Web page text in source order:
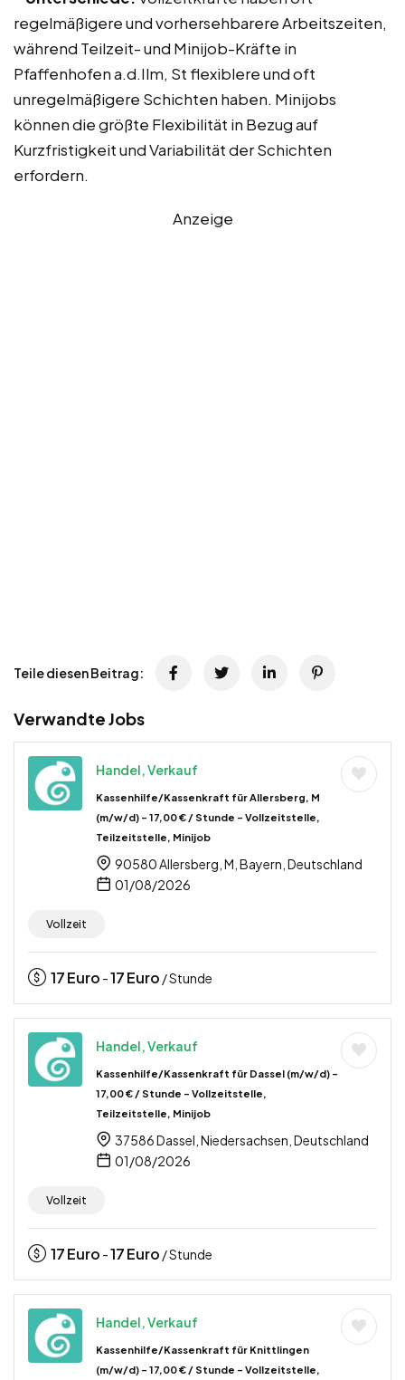
regelmäßigere und vorhersehbarere Arbeitszeiten,
während Teilzeit- und Minijob-Kräfte in
Pfaffenhofen a.d.Ilm, St flexiblere und oft
unregelmäßigere Schichten haben. Minijobs
können die größte Flexibilität in Bezug auf
Kurzfristigkeit und Variabilität der Schichten
erfordern.
Anzeige
Teile diesen Beitrag:
Verwandte Jobs
Handel, Verkauf
Kassenhilfe/Kassenkraft für Allersberg, M
(m/w/d) – 17,00 € / Stunde – Vollzeitstelle,
Teilzeitstelle, Minijob
90580 Allersberg, M, Bayern, Deutschland
01/08/2026
Vollzeit
17Euro -17Euro / Stunde
Handel, Verkauf
Kassenhilfe/Kassenkraft für Dassel (m/w/d) –
17,00 € / Stunde – Vollzeitstelle,
Teilzeitstelle, Minijob
37586 Dassel, Niedersachsen, Deutschland
01/08/2026
Vollzeit
17Euro -17Euro / Stunde
Handel, Verkauf
Kassenhilfe/Kassenkraft für Knittlingen
(m/w/d) – 17,00 € / Stunde – Vollzeitstelle,